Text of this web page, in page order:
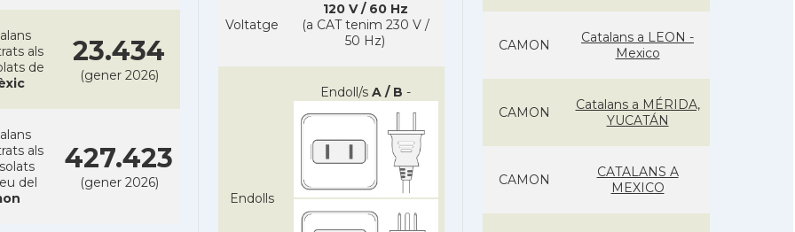
als
de
23.434
(gener 2026)
als
del
427.423
(gener 2026)
Voltatge
120 V / 60 Hz
(a CAT tenim 230 V /
50 Hz)
Endolls
Endoll/s A / B -
CAMON
Catalans a LEON -
Mexico
CAMON
Catalans a MÉRIDA,
YUCATÁN
CAMON
CATALANS A
MEXICO